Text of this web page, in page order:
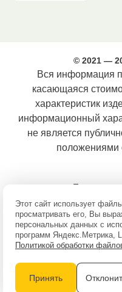
© 2021 —
Вся информация
касающаяся
характеристик
информационный
не является
положениями
Политика
8
8
Политика
Соглашение об
Этот сайт использует
просматривать его, Вы
персональных данных с
программ Яндекс.Метрика,
Политикой обработки
Принять